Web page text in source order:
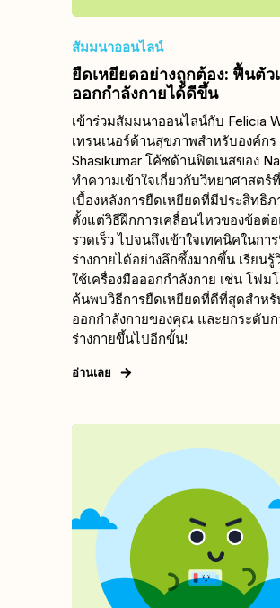
สัมมนาออนไลน์
ยืดเหยียดอย่างถูกต้อง: ฟื้นตัว
ออกกำลังกายได้ดีขึ้น
เข้าร่วมสัมมนาออนไลน์กับ Felicia
เทรนเนอร์ด้านสุขภาพสำหรับองค์กร
Shasikumar โค้ชด้านฟิตเนสของ
ทำความเข้าใจเกี่ยวกับวิทยาศาสตร์
เบื้องหลังการยืดเหยียดที่มีประสิทธิภ
ตั้งแต่วิธีฝึกการเคลื่อนไหวของข้อต่
รวดเร็ว ไปจนถึงเข้าใจเทคนิคในกา
ร่างกายได้อย่างลึกซึ้งมากขึ้น เรียนรู้
ใช้เครื่องมือออกกำลังกาย เช่น โฟม
ค้นพบวิธีการยืดเหยียดที่ดีที่สุดสำหรั
ออกกำลังกายของคุณ และยกระดับ
ร่างกายขึ้นไปอีกขั้น!
อ่านเลย